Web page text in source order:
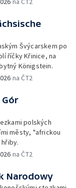
Švýcarskem po
říčky Křinice, na
Königstein.
na ČT2
polských
městy, "africkou
na ČT2
Narodowy